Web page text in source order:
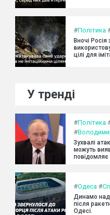
#Політика
Вночі Росія
цілі для
У тренді
#Політика
#
Зухвалі
можуть
повідомляє
#Одеса #
Динамо
після
Одесі.